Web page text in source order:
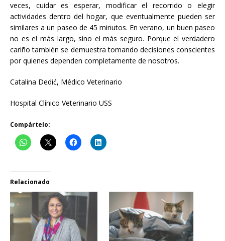
veces, cuidar es esperar, modificar el recorrido o elegir
actividades dentro del hogar, que eventualmente pueden ser
similares a un paseo de 45 minutos. En verano, un buen paseo
no es el más largo, sino el más seguro. Porque el verdadero
cariño también se demuestra tomando decisiones conscientes
por quienes dependen completamente de nosotros.
Catalina Dedić, Médico Veterinario
Hospital Clínico Veterinario USS
Compártelo:
Relacionado